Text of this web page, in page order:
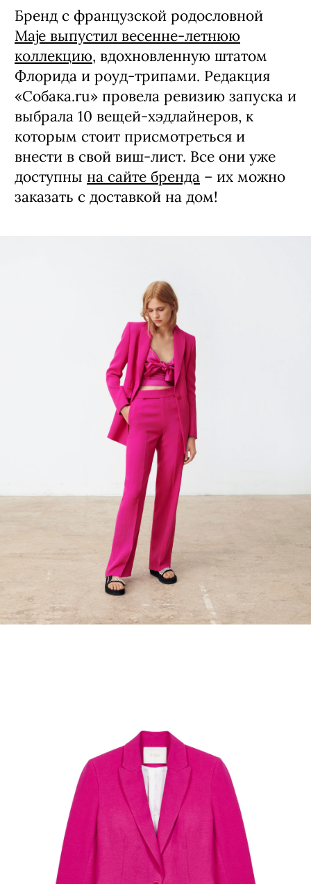
Бренд с французской родословной
Maje выпустил весенне-летнюю
коллекцию, вдохновленную штатом
Флорида и роуд-трипами. Редакция
«Собака.ru» провела ревизию запуска и
выбрала 10 вещей-хэдлайнеров, к
которым стоит присмотреться и
внести в свой виш-лист. Все они уже
доступны на сайте бренда – их можно
заказать с доставкой на дом!